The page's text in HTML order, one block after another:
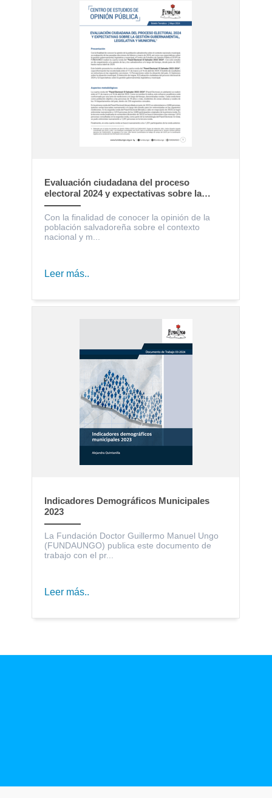
Evaluación ciudadana del proceso
electoral 2024 y expectativas sobre la
gestión gubernamental, legislativa y
municipal
Con la finalidad de conocer la opinión de la
población salvadoreña sobre el contexto
nacional y m...
Leer más..
Indicadores Demográficos Municipales
2023
La Fundación Doctor Guillermo Manuel Ungo
(FUNDAUNGO) publica este documento de
trabajo con el pr...
Leer más..